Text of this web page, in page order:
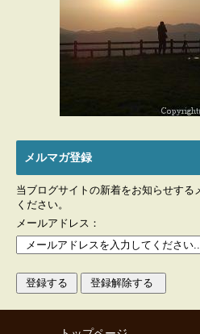
メルマガ登録
当ブログサイトの新着をお知らせする
ください。
メールアドレス：